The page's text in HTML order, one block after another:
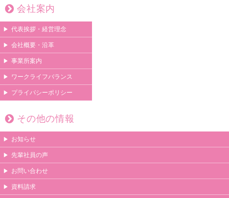
会社案内
代表挨拶・経営理念
会社概要・沿革
事業所案内
ワークライフバランス
プライバシーポリシー
その他の情報
お知らせ
先輩社員の声
お問い合わせ
資料請求